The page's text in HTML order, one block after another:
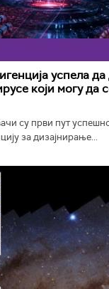
успела да
који могу да
су први пут
за дизајнирање...